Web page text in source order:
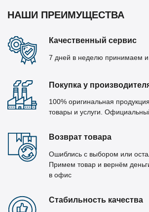
НАШИ ПРЕИМУЩЕСТВА
Качественный сервис
7 дней в неделю принимаем и
Покупка у
100% оригинальная
товары и услуги.
Возврат товара
Ошиблись с выбором или
Примем товар и вернём
в офис
Стабильность качества